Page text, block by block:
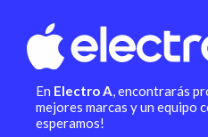
En Electro A, encontrarás
mejores marcas y un equipo
esperamos!